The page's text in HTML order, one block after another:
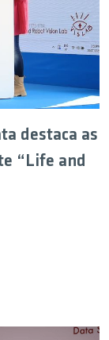
destaca as
“Life and